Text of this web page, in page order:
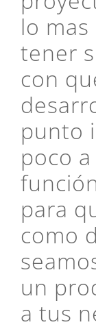
lo
tener
con
punto
poco
para
como
un
a tus